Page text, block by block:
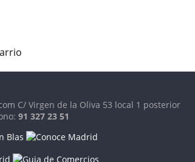
C/ Virgen de la Oliva 53 local 1 posterior
91 327 23 51